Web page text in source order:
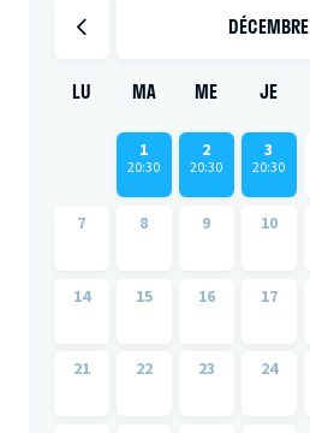
DÉCEMBRE
LU MA ME JE
1
20:30
2
20:30
3
20:30
7 8 9 10
14 15 16 17
21 22 23 24